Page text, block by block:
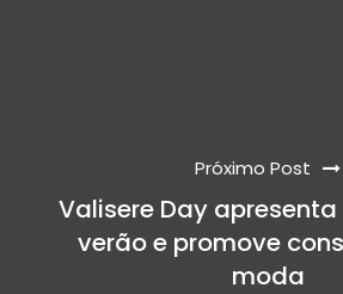
Próximo Post
Valisere Day
verão e promove
moda